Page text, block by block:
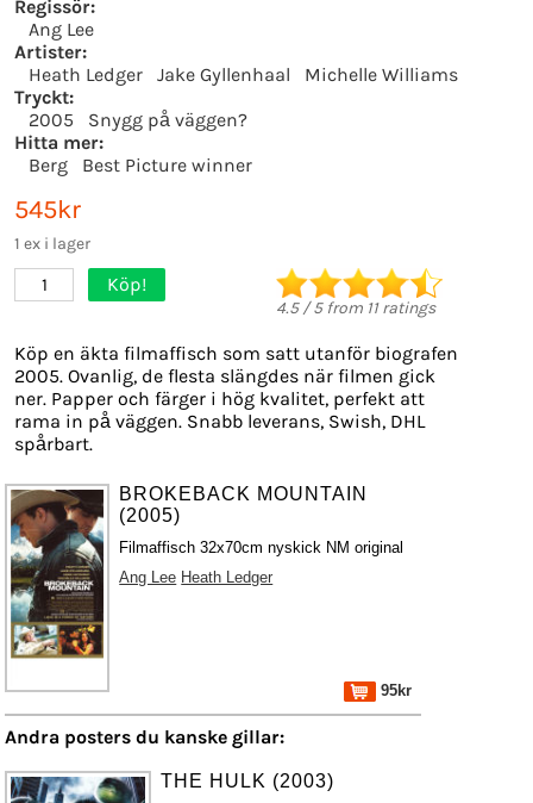
Regissör:
Ang Lee
Artister:
Heath Ledger
Jake Gyllenhaal
Michelle Williams
Tryckt:
2005
Snygg på väggen?
Hitta mer:
Berg
Best Picture winner
545kr
1 ex i lager
1 Köp!
4.5/5from 11ratings
Köp en äkta filmaffisch som satt utanför biografen
2005. Ovanlig, de flesta slängdes när filmen gick
ner. Papper och färger i hög kvalitet, perfekt att
rama in på väggen. Snabb leverans, Swish, DHL
spårbart.
BROKEBACK MOUNTAIN
(2005)
Filmaffisch 32x70cm nyskick NM original
Ang Lee Heath Ledger
95kr
Andra posters du kanske gillar:
THE HULK (2003)